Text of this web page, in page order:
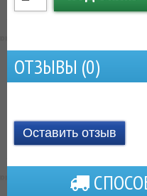
ОТЗЫВЫ (0)
Оставить отзыв